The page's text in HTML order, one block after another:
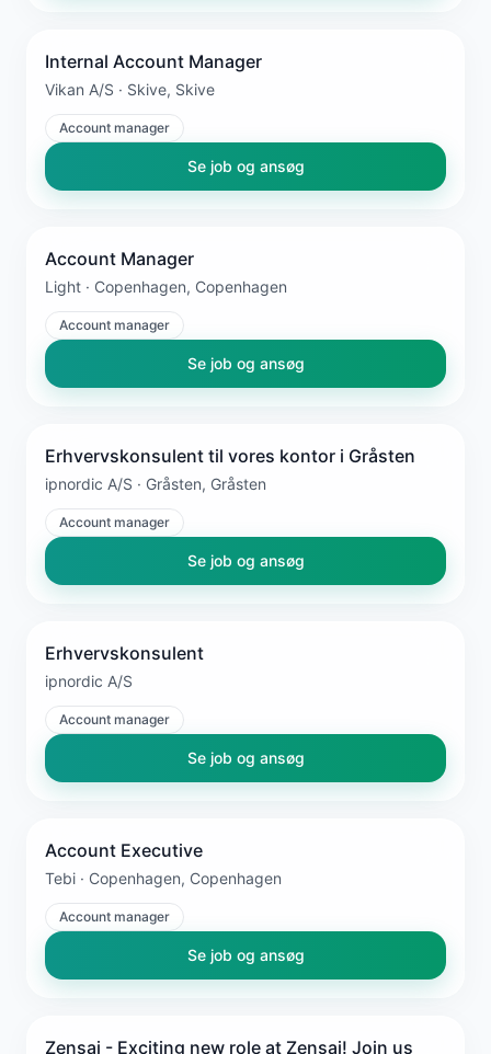
Internal Account Manager
Vikan A/S · Skive, Skive
Account manager
Se job og ansøg
Account Manager
Light · Copenhagen, Copenhagen
Account manager
Se job og ansøg
Erhvervskonsulent til vores kontor i Gråsten
ipnordic A/S · Gråsten, Gråsten
Account manager
Se job og ansøg
Erhvervskonsulent
ipnordic A/S
Account manager
Se job og ansøg
Account Executive
Tebi · Copenhagen, Copenhagen
Account manager
Se job og ansøg
Zensai - Exciting new role at Zensai! Join us